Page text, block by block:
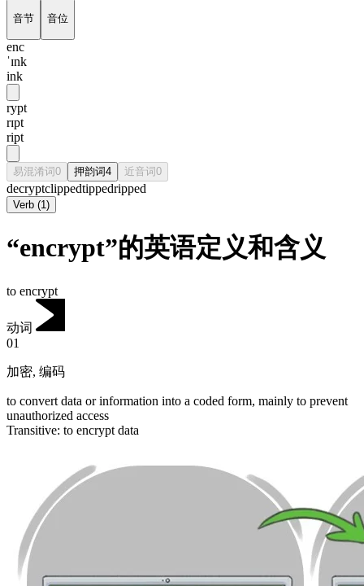
音节 音位
enc
ˈɪnk
ink
rypt
rɪpt
ript
易混淆词0 押韵词4 近音词0
decryptclippedtippedripped
Verb (1)
“encrypt”的英语定义和含义
to encrypt
动词
01
加密, 编码
to convert data or information into a coded form, mainly to prevent
unauthorized access
Transitive: to encrypt data